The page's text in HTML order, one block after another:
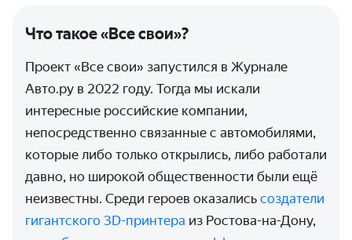
Что такое «Все свои»?
Проект «Все свои» запустился в Журнале
Авто.ру в 2022 году. Тогда мы искали
интересные российские компании,
непосредственно связанные с автомобилями,
которые либо только открылись, либо работали
давно, но широкой общественности были ещё
неизвестны. Среди героев оказались создатели
гигантского 3D-принтера из Ростова-на-Дону,